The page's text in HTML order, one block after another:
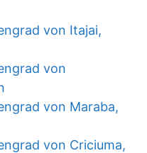
von Itajai,
von
von Maraba,
von Criciuma,